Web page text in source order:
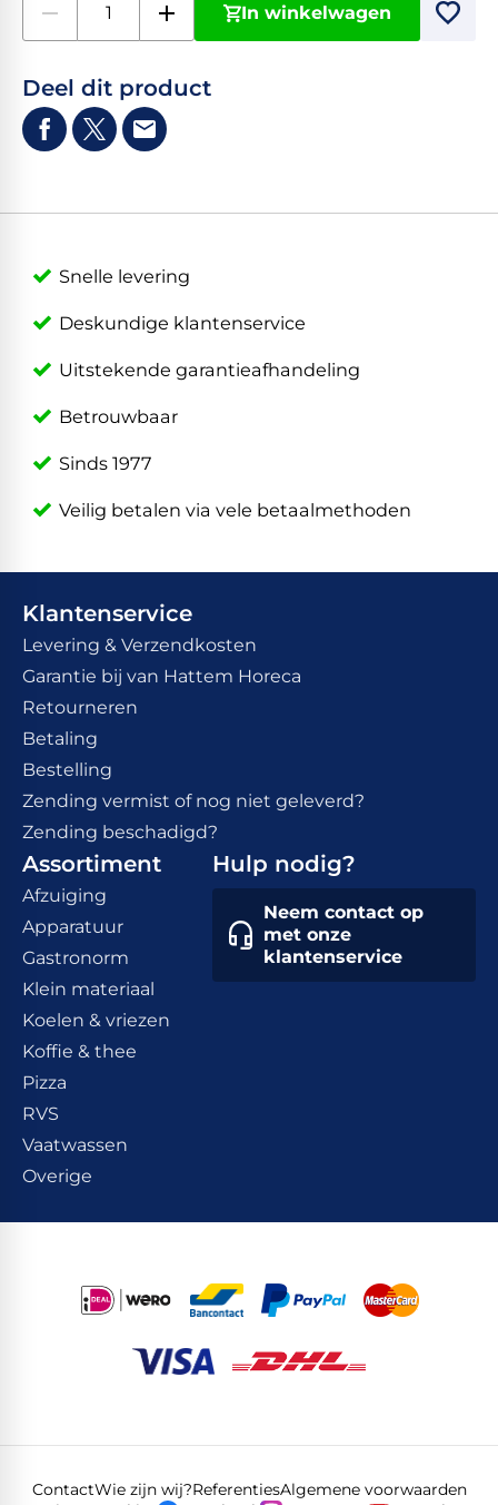
In winkelwagen
Deel dit product
Snelle levering
Deskundige klantenservice
Uitstekende garantieafhandeling
Betrouwbaar
Sinds 1977
Veilig betalen via vele betaalmethoden
Klantenservice
Levering & Verzendkosten
Garantie bij van Hattem Horeca
Retourneren
Betaling
Bestelling
Zending vermist of nog niet geleverd?
Zending beschadigd?
Assortiment
Afzuiging
Apparatuur
Gastronorm
Klein materiaal
Koelen & vriezen
Koffie & thee
Pizza
RVS
Vaatwassen
Overige
Hulp nodig?
Neem contact op
met onze
klantenservice
ContactWie zijn wij?ReferentiesAlgemene voorwaarden